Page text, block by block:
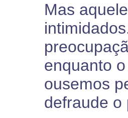
Mas
enquanto
ousemos
defraude o